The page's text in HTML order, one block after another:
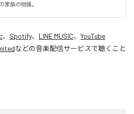
家族の物語。
、 Spotify、 LINE MUSIC、 YouTube
などの音楽配信サービスで聴くこと